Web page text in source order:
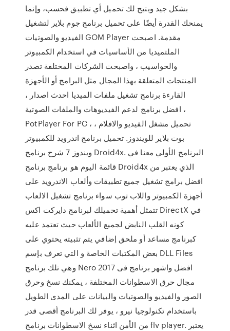
بشكل جيد ويتيح لك تحميل أي تطبيق فحسب، وإنما
يمنحك القدرة أيضًا على تحميل برنامج جوم بلاير لتشغيل
الفيديو والصوتيات GOM Player مقدمة. اصبحت
الملتميديا من الأساسيات في استخدام الكمبيوتر
والحواسيب ، واصبحت الشركات المختلفة تصدر
المنتجات المتعلقة بهذا المجال مثل البرامج أو الأجهزة
القارءة برنامج تشغيل ملفات الميديا احدث اصدار ،
افضل برنامج لدعم الفيديوهات والملفات الصوتية ،
PotPlayer For PC ، تحميل مشغل الفيديو والافلام ،
بوت بلاير للويندوز. تحميل برنامج اندرويد للكمبيوتر
ويندوز 7 شرح برنامج Droid4x. البرنامج الأولي معنا في
قائمة اليوم هو برنامج برنامج Droid4x الذي يعتبر من
افضل برامج تشغيل جميع تطبيقات وألعاب الاندرويد على
أجهزة الكمبيوتر واللاب توب سواء برنامج تشغيل الالعاب
تتمثل أهمية تحميلك لبرنامج دايركت اكس DirectX في
كونه القلب النابض لجميع الألعاب حيث تعتمد عليه
كبرنامج مساعد أو ملحق إضافي يتم تثبيته يحتوي على
بعض المكتبات الخاصة و التي تعرف بإسم DLL Files
وهي تلك برنامج Nero 2017 افضل واشهر برنامج فى
مجال حرق الاسطوانات المختلفة ، يمكنك نسخ وحرق
الصور والفيديو والصوتيات والبيانات على المدى الطويل
باستخدام تكنولوجيا نيرو ، يوفر لك البرنامج أقصى قدر
من الأمن اثناء نسخ الاسطوانات برنامج flv player. يعتبر